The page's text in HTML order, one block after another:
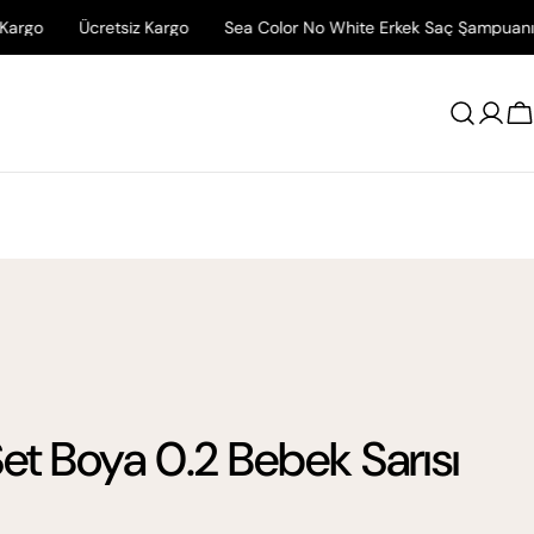
Ücretsiz Kargo Sea Color No White Erkek Saç Şampuanı İlk
Giriş
Boya 0.2 Bebek Sarısı